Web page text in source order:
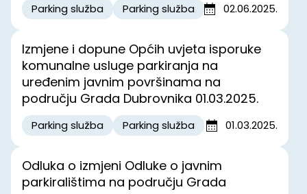
Parking služba Parking služba 02.06.2025.
Izmjene i dopune Općih uvjeta isporuke
komunalne usluge parkiranja na
uređenim javnim površinama na
području Grada Dubrovnika 01.03.2025.
Parking služba Parking služba 01.03.2025.
Odluka o izmjeni Odluke o javnim
parkiralištima na području Grada